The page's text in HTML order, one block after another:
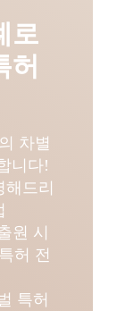
로
허
차별
니다!
해드리
원 시
허 전
특허